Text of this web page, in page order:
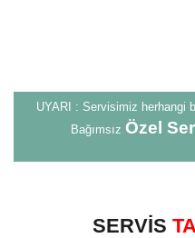
UYARI : Servisimiz herhangi
Bağımsız Özel
SERVİS